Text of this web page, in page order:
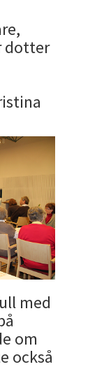
dotter
med
om
också